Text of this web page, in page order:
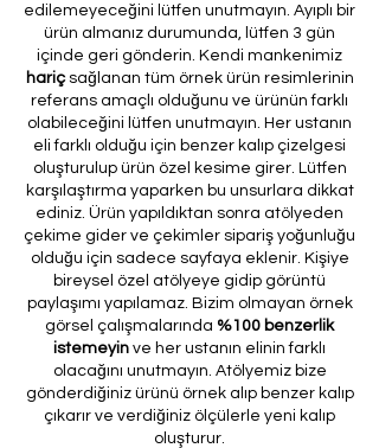
edilemeyeceğini lütfen unutmayın. Ayıplı bir
ürün almanız durumunda, lütfen 3 gün
içinde geri gönderin. Kendi mankenimiz
hariçsağlanan tüm örnek ürün resimlerinin
referans amaçlı olduğunu ve ürünün farklı
olabileceğini lütfen unutmayın. Her ustanın
eli farklı olduğu için benzer kalıp çizelgesi
oluşturulup ürün özel kesime girer. Lütfen
karşılaştırma yaparken bu unsurlara dikkat
ediniz. Ürün yapıldıktan sonra atölyeden
çekime gider ve çekimler sipariş yoğunluğu
olduğu için sadece sayfaya eklenir. Kişiye
bireysel özel atölyeye gidip görüntü
paylaşımı yapılamaz. Bizim olmayan örnek
görsel çalışmalarında %100 benzerlik
istemeyin ve her ustanın elinin farklı
olacağını unutmayın. Atölyemiz bize
gönderdiğiniz ürünü örnek alıp benzer kalıp
çıkarır ve verdiğiniz ölçülerle yeni kalıp
oluşturur.